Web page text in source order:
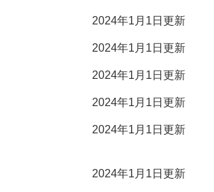
2024年1月1日更新
2024年1月1日更新
2024年1月1日更新
2024年1月1日更新
2024年1月1日更新
2024年1月1日更新